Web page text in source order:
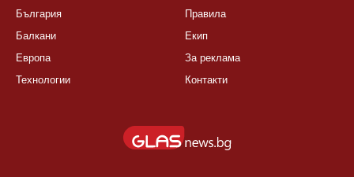
България
Балкани
Европа
Технологии
Правила
Екип
За реклама
Контакти